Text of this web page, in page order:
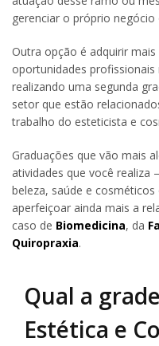
gerenciar o próprio
Outra opção é adquirir
oportunidades profissionais
realizando uma segunda
setor que estão
trabalho do esteticista e
Graduações que vão mais
atividades que você
beleza, saúde e
aperfeiçoar ainda mais a
caso de Biomedicina, da
Quiropraxia.
Qual a
Estética e